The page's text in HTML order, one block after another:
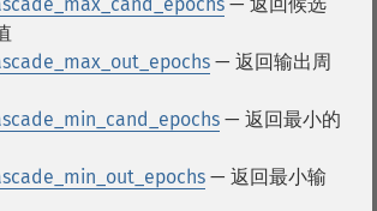
— 返回输出周
— 返回最小的
— 返回最小输